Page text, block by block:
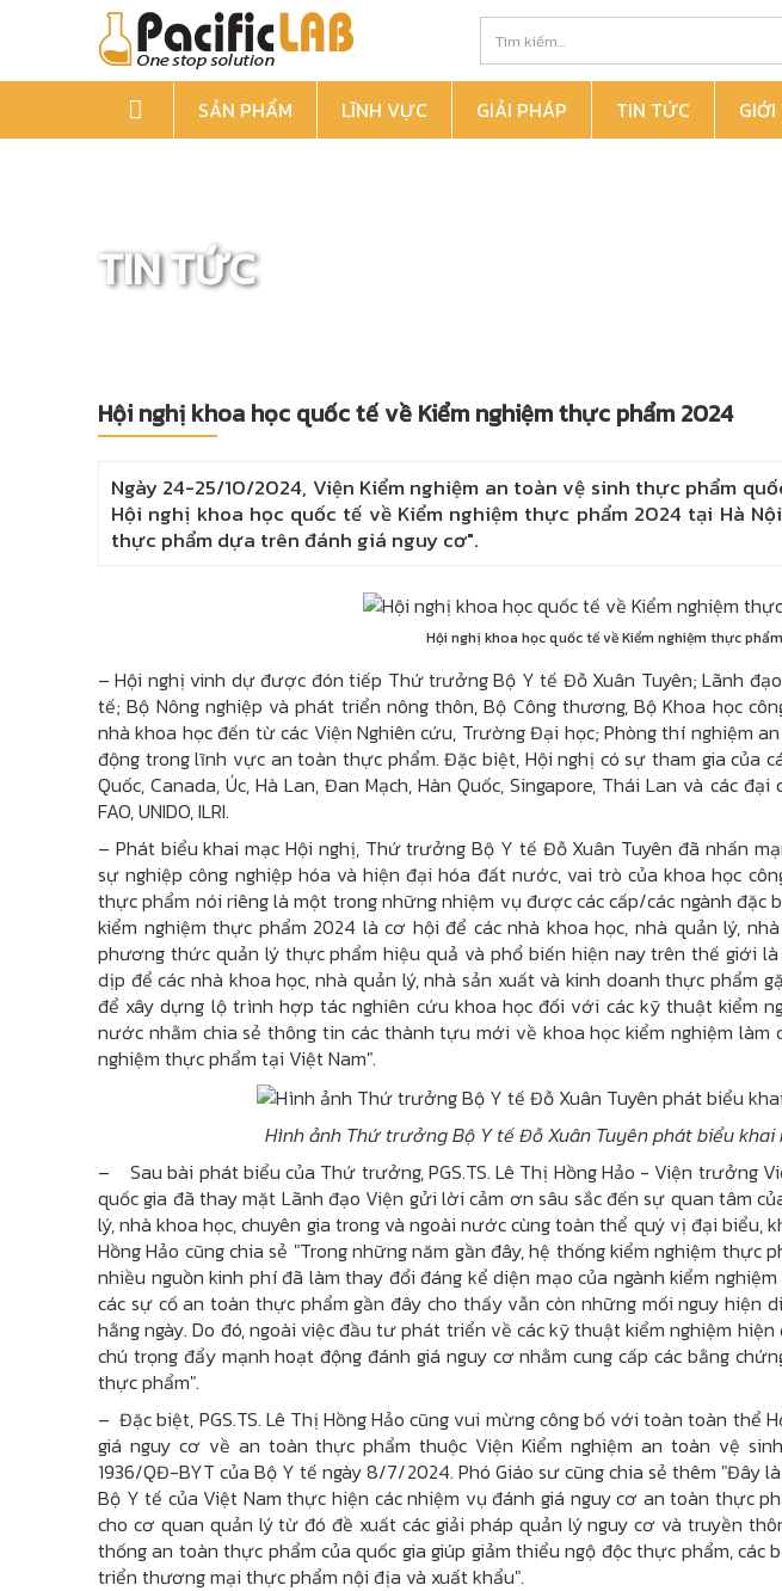
SẢN PHẨM LĨNH VỰC GIẢI PHÁP TIN TỨC
TIN TỨC
Hội nghị khoa học quốc tế về Kiểm nghiệm thực phẩm 2024
Ngày 24-25/10/2024, Viện Kiểm nghiệm an toàn vệ sinh thực phẩm
Hội nghị khoa học quốc tế về Kiểm nghiệm thực phẩm 2024 tại Hà
thực phẩm dựa trên đánh giá nguy cơ".
Hội nghị khoa học quốc tế về Kiểm nghiệm thực
– Hội nghị vinh dự được đón tiếp Thứ trưởng Bộ Y tế Đỗ Xuân Tuyên; Lãnh
tế; Bộ Nông nghiệp và phát triển nông thôn, Bộ Công thương, Bộ Khoa học
nhà khoa học đến từ các Viện Nghiên cứu, Trường Đại học; Phòng thí nghiệm
động trong lĩnh vực an toàn thực phẩm. Đặc biệt, Hội nghị có sự tham gia của
Quốc, Canada, Úc, Hà Lan, Đan Mạch, Hàn Quốc, Singapore, Thái Lan và các
FAO, UNIDO, ILRI.
– Phát biểu khai mạc Hội nghị, Thứ trưởng Bộ Y tế Đỗ Xuân Tuyên đã nhấn
sự nghiệp công nghiệp hóa và hiện đại hóa đất nước, vai trò của khoa học
thực phẩm nói riêng là một trong những nhiệm vụ được các cấp/các ngành đặc
kiểm nghiệm thực phẩm 2024 là cơ hội để các nhà khoa học, nhà quản lý,
phương thức quản lý thực phẩm hiệu quả và phổ biến hiện nay trên thế giới
dịp để các nhà khoa học, nhà quản lý, nhà sản xuất và kinh doanh thực phẩm
để xây dựng lộ trình hợp tác nghiên cứu khoa học đối với các kỹ thuật kiểm
nước nhằm chia sẻ thông tin các thành tựu mới về khoa học kiểm nghiệm
nghiệm thực phẩm tại Việt Nam".
Hình ảnh Thứ trưởng Bộ Y tế Đỗ Xuân Tuyên phát biểu khai
– Sau bài phát biểu của Thứ trưởng, PGS.TS. Lê Thị Hồng Hảo - Viện trưởng
quốc gia đã thay mặt Lãnh đạo Viện gửi lời cảm ơn sâu sắc đến sự quan tâm
lý, nhà khoa học, chuyên gia trong và ngoài nước cùng toàn thể quý vị đại biểu,
Hồng Hảo cũng chia sẻ "Trong những năm gần đây, hệ thống kiểm nghiệm
nhiều nguồn kinh phí đã làm thay đổi đáng kể diện mạo của ngành kiểm
các sự cố an toàn thực phẩm gần đây cho thấy vẫn còn những mối nguy hiện
hằng ngày. Do đó, ngoài việc đầu tư phát triển về các kỹ thuật kiểm nghiệm hiện
chú trọng đẩy mạnh hoạt động đánh giá nguy cơ nhằm cung cấp các bằng
thực phẩm".
– Đặc biệt, PGS.TS. Lê Thị Hồng Hảo cũng vui mừng công bố với toàn toàn thể
giá nguy cơ về an toàn thực phẩm thuộc Viện Kiểm nghiệm an toàn vệ
1936/QĐ-BYT của Bộ Y tế ngày 8/7/2024. Phó Giáo sư cũng chia sẻ thêm "Đây
Bộ Y tế của Việt Nam thực hiện các nhiệm vụ đánh giá nguy cơ an toàn thực
cho cơ quan quản lý từ đó đề xuất các giải pháp quản lý nguy cơ và truyền
thống an toàn thực phẩm của quốc gia giúp giảm thiểu ngộ độc thực phẩm,
triển thương mại thực phẩm nội địa và xuất khẩu".